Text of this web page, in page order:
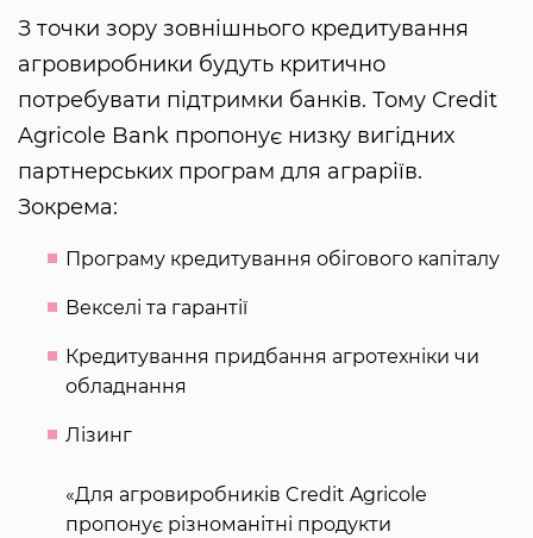
З точки зору зовнішнього кредитування
агровиробники будуть критично
потребувати підтримки банків. Тому Credit
Agricole Bank пропонує низку вигідних
партнерських програм для аграріїв.
Зокрема:
Програму кредитування обігового капіталу
Векселі та гарантії
Кредитування придбання агротехніки чи
обладнання
Лізинг
«Для агровиробників Credit Agricole
пропонує різноманітні продукти